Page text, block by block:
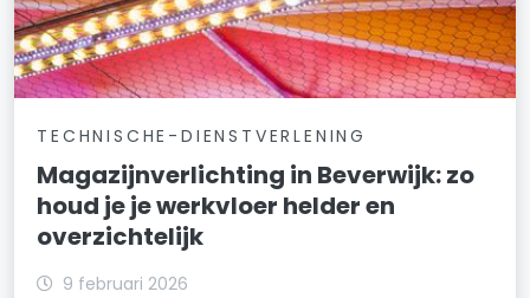
TECHNISCHE-DIENSTVERLENING
Magazijnverlichting in Beverwijk: zo
houd je je werkvloer helder en
overzichtelijk
9 februari 2026